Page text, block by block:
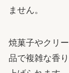
ません。
焼菓子やクリ
品で複雑な香